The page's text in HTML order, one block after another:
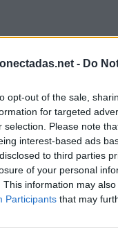
- Do
opt-out of the sale,
for targeted
selection. Please note
interest-based ads
to third parties
of your personal
This information may
Participants that may